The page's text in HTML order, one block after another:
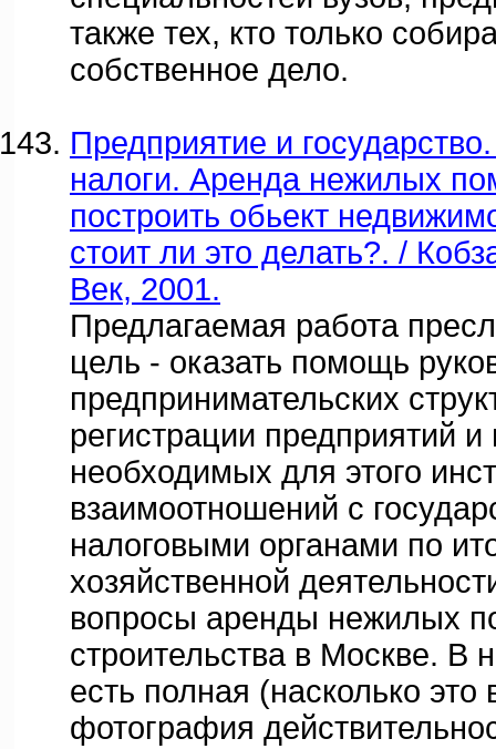
также тех, кто только
собственное дело.
Предприятие и
налоги. Аренда нежилых
построить обьект
стоит ли это делать?. /
Век, 2001.
Предлагаемая работа
цель - оказать помощь
предпринимательских
регистрации предприятий
необходимых для этого
взаимоотношений с
налоговыми органами по
хозяйственной
вопросы аренды нежилых
строительства в Москве. В
есть полная (насколько это
фотография